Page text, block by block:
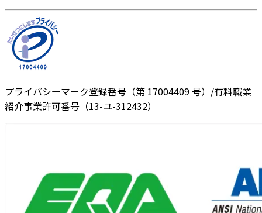
プライバシーマーク登録番号（第 17004409 号）/有料職業
紹介事業許可番号（13-ユ-312432）